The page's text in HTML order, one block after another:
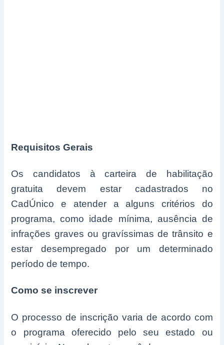
Requisitos Gerais
Os candidatos à carteira de habilitação
gratuita devem estar cadastrados no
CadÚnico e atender a alguns critérios do
programa, como idade mínima, ausência de
infrações graves ou gravíssimas de trânsito e
estar desempregado por um determinado
período de tempo.
Como se inscrever
O processo de inscrição varia de acordo com
o programa oferecido pelo seu estado ou